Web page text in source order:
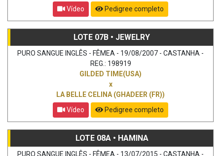
Vídeo
Pedigree completo
LOTE 07B • JEWELRY
PURO SANGUE INGLÊS - FÊMEA - 19/08/2007 - CASTANHA -
REG.: 198919
GILDED TIME(USA)
x
LA BELLE CELINA (GHADEER (FR))
Vídeo
Pedigree completo
LOTE 08A • HAMINA
PURO SANGUE INGLÊS - FÊMEA - 13/07/2015 - CASTANHA -